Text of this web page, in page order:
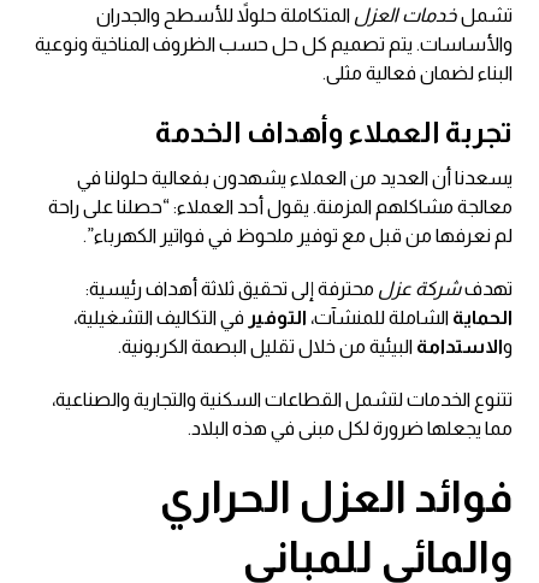
تشملخدمات العزل المتكاملة حلولاً للأسطح والجدران
والأساسات. يتم تصميم كل حل حسب الظروف المناخية ونوعية
البناء لضمان فعالية مثلى.
تجربة العملاء وأهداف الخدمة
يسعدنا أن العديد من العملاء يشهدون بفعالية حلولنا في
معالجة مشاكلهم المزمنة. يقول أحد العملاء: “حصلنا على راحة
لم نعرفها من قبل مع توفير ملحوظ في فواتير الكهرباء”.
تهدفشركة عزل محترفة إلى تحقيق ثلاثة أهداف رئيسية:
الحماية الشاملة للمنشآت، التوفير في التكاليف التشغيلية،
والاستدامة البيئية من خلال تقليل البصمة الكربونية.
تتنوع الخدمات لتشمل القطاعات السكنية والتجارية والصناعية،
مما يجعلها ضرورة لكل مبنى في هذه البلاد.
فوائد العزل الحراري
والمائي للمباني